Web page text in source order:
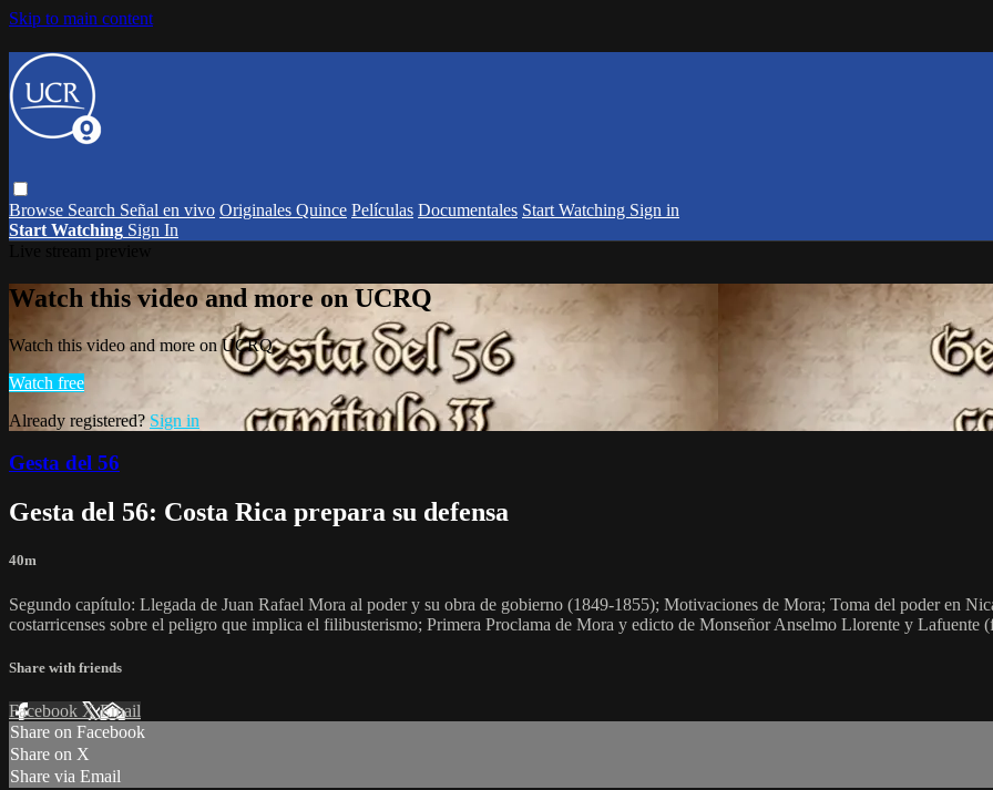
Skip to main content
Browse Search Señal en vivo Originales Quince Películas Documentales Start Watching Sign in
Start Watching Sign In
Watch this video and more on UCRQ
Watch this video and more on UCRQ
Watch free
Already registered? Sign in
Gesta del 56
Gesta del 56: Costa Rica prepara su defensa
40m
Segundo capítulo: Llegada de Juan Rafael Mora al poder y su obra de gobierno (1849-1855); Motivaciones de Mora; Toma del poder en
costarricenses sobre el peligro que implica el filibusterismo; Primera Proclama de Mora y edicto de Monseñor Anselmo Llorente y
Share with friends
Facebook XEmail
Share on Facebook
Share on X
Share via Email